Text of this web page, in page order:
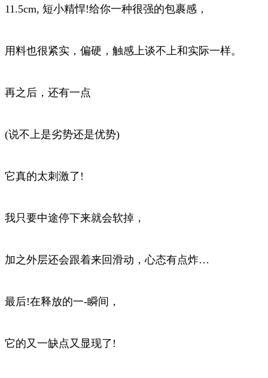
11.5cm, 短小精悍!给你一种很强的包裹感，
用料也很紧实，偏硬，触感上谈不上和实际一样。
再之后，还有一点
(说不上是劣势还是优势)
它真的太刺激了!
我只要中途停下来就会软掉，
加之外层还会跟着来回滑动，心态有点炸…
最后!在释放的一-瞬间，
它的又一缺点又显现了!